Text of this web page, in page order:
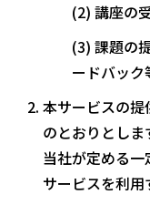
講座の
課題の
ードバック
本サービスの
のとおりとしま
当社が定める
サービスを利用